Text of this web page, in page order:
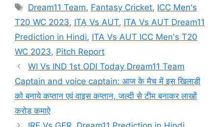
Tags
Dream11 Team, Fantasy Cricket, ICC Men's
T20 WC 2023, ITA Vs AUT, ITA Vs AUT Dream11
Prediction in Hindi, ITA Vs AUT ICC Men's T20
WC 2023, Pitch Report
WI Vs IND 1st ODI Today Dream11 Team
Captain and voice captain: आज के मैच में इस खिलाड़ी
को बनाये कप्तान एवं वाइस कप्तान, जल्दी से टीम बनाकर लाखों
करोड़ कमाऐ